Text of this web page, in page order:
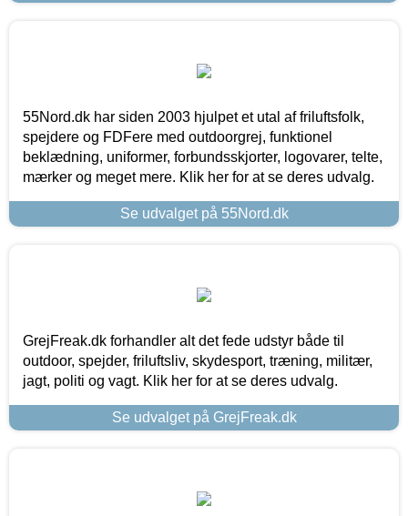
55Nord.dk har siden 2003 hjulpet et utal af friluftsfolk,
spejdere og FDFere med outdoorgrej, funktionel
beklædning, uniformer, forbundsskjorter, logovarer, telte,
mærker og meget mere. Klik her for at se deres udvalg.
Se udvalget på 55Nord.dk
GrejFreak.dk forhandler alt det fede udstyr både til
outdoor, spejder, friluftsliv, skydesport, træning, militær,
jagt, politi og vagt. Klik her for at se deres udvalg.
Se udvalget på GrejFreak.dk